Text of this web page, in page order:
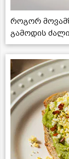
როგორ
გამოდის